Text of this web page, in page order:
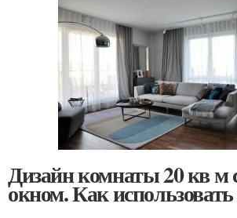
Дизайн комнаты 20 кв м
окном. Как